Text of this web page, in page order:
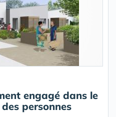
engagé dans le
personnes